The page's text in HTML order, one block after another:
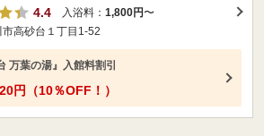
4.4
入浴料： 1,800円〜
高砂台１丁目1-52
万葉の湯』入館料割引
円（10％OFF！）